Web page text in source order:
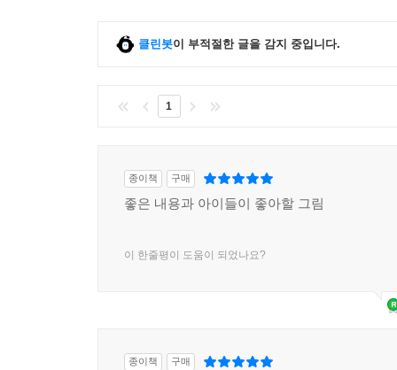
클린봇이 부적절한 글을 감지 중입니다.
1
종이책 구매
좋은 내용과 아이들이 좋아할 그림
이 한줄평이 도움이 되었나요?
종이책 구매